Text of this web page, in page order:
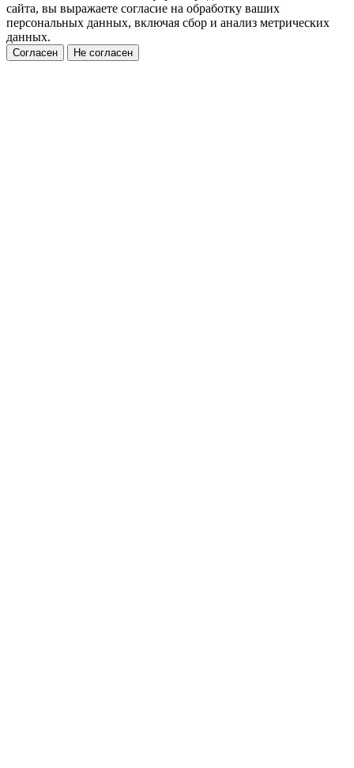
сайта, вы выражаете согласие на обработку ваших
персональных данных, включая сбор и анализ метрических
данных.
Согласен Не согласен